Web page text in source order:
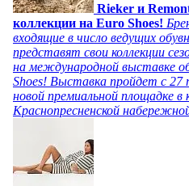
Rieker и
коллекции на Euro Shoes!
входящие в число ведущих
представят свои коллекции
на международной выставке
Shoes! Выставка пройдет c 27
новой премиальной площадке
Краснопресненской